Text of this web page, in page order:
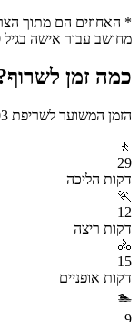
* האחוזים הם מתוך
מחושב עבור אישה בגיל 30).
כמה זמן
הזמן המשוער לשריפת
🚶
29
דקות הליכה
🏃
12
דקות ריצה
🚴
15
דקות אופניים
🏊